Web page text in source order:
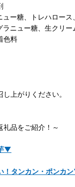
ー糖、トレハロース
ニュー糖、生クリー
色料
上がりください。
礼品をご紹介！～
▼
！タンカン・ポンカ